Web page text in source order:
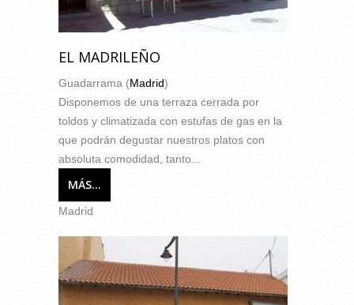
EL MADRILEÑO
Guadarrama (Madrid)
Disponemos de una terraza cerrada por
toldos y climatizada con estufas de gas en la
que podrán degustar nuestros platos con
absoluta comodidad, tanto...
MÁS...
Madrid